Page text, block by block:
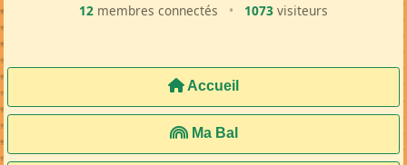
12 membres connectés • 1073 visiteurs
Accueil
Ma Bal